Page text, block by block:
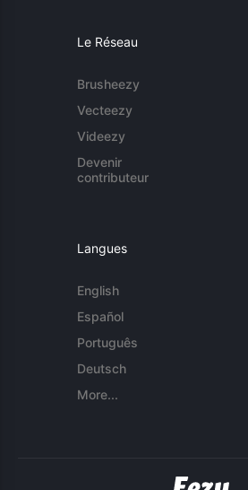
Le Réseau
Brusheezy
Vecteezy
Videezy
Devenir
contributeur
Langues
English
Español
Português
Deutsch
More...